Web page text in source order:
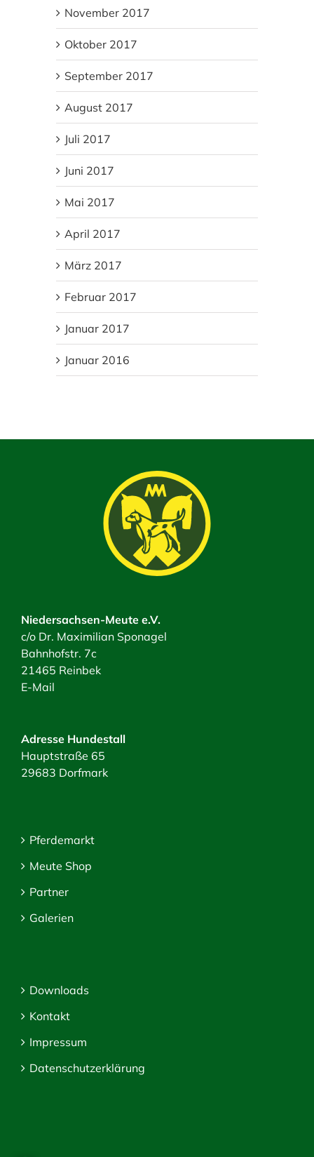
November 2017
Oktober 2017
September 2017
August 2017
Juli 2017
Juni 2017
Mai 2017
April 2017
März 2017
Februar 2017
Januar 2017
Januar 2016
Niedersachsen-Meute e.V.
c/o Dr. Maximilian Sponagel
Bahnhofstr. 7c
21465 Reinbek
E-Mail
Adresse Hundestall
Hauptstraße 65
29683 Dorfmark
Pferdemarkt
Meute Shop
Partner
Galerien
Downloads
Kontakt
Impressum
Datenschutzerklärung